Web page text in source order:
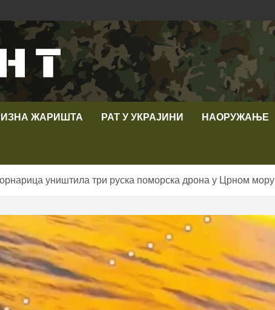
ЖАРИШТА РАТ У УКРАЈИНИ НАОРУЖАЊЕ
уништила три руска поморска дрона у Црном мору